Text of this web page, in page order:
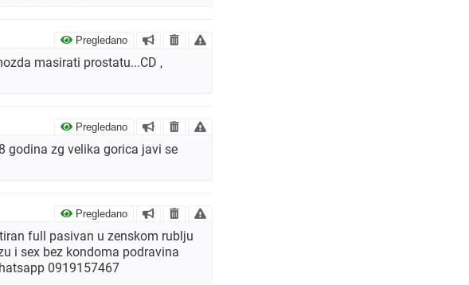
Pregledano
masirati prostatu...CD ,
Pregledano
godina zg velika gorica javi se
Pregledano
full pasivan u zenskom rublju
i sex bez kondoma podravina
0919157467